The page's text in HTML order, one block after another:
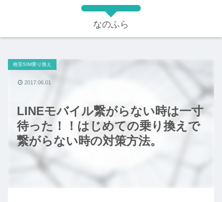
なのふら
LINEモバイル繋がらない時は一寸
待った！！はじめての乗り換えで
繋がらない時の対策方法。
格安SIM乗り換え
2017.06.01